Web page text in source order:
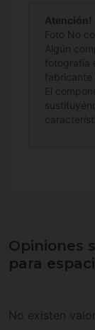
Atención!
Foto No
Algún
fotografía
fabricante
El
Opiniones
para
No existen